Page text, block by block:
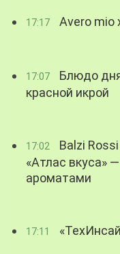
17:17 Avero mio
17:07
Блюдо
красной икрой
17:02
Balzi
«Атлас вкуса»
ароматами
17:11